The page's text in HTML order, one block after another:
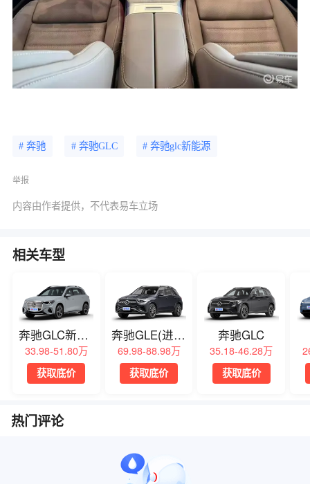
# 奔驰 # 奔驰GLC # 奔驰glc新能源
举报
内容由作者提供，不代表易车立场
相关车型
奔驰GLC新能源
33.98-51.80万
获取底价
奔驰GLE(进口)
69.98-88.98万
获取底价
奔驰GLC
35.18-46.28万
获取底价
热门评论